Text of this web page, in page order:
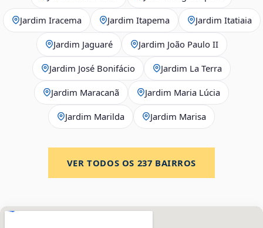
Jardim Iracema Jardim Itapema Jardim Itatiaia
Jardim Jaguaré Jardim João Paulo II
Jardim José Bonifácio Jardim La Terra
Jardim Maracanã Jardim Maria Lúcia
Jardim Marilda Jardim Marisa
VER TODOS OS 237 BAIRROS